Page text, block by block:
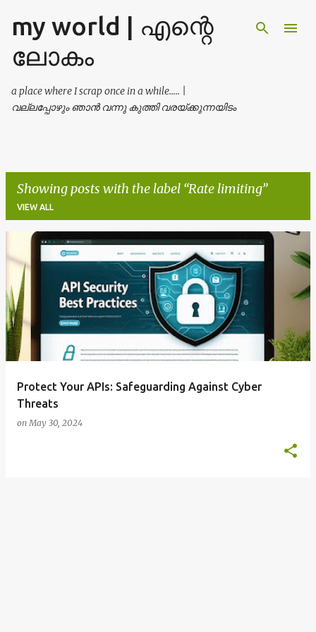
Skip to main content
my world | എന്റെ
ലോകം
a place where I scrap once in a while..... |
വല്ലപ്പോഴും ഞാൻ വന്നു കുത്തി വരയ്ക്കുന്നയിടം
Showing posts with the label Rate limiting
VIEW ALL
P
s
t
s
Protect Your APIs: Safeguarding Against Cyber
Threats
onMay 30, 2024